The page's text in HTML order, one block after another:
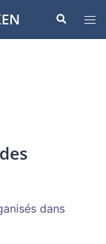
le
dans